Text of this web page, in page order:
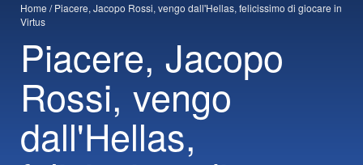
Home
Piacere, Jacopo Rossi, vengo dall'Hellas, felicissimo di giocare in
Virtus
Piacere, Jacopo
Rossi, vengo
dall'Hellas,